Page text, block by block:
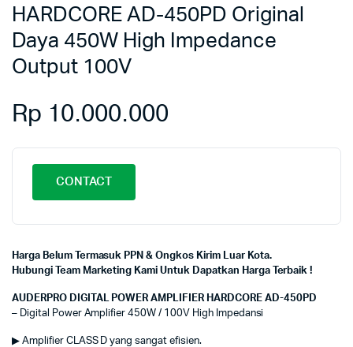
HARDCORE AD-450PD Original
Daya 450W High Impedance
Output 100V
Rp 10.000.000
CONTACT
Harga Belum Termasuk PPN & Ongkos Kirim Luar Kota.
Hubungi Team Marketing Kami Untuk Dapatkan Harga Terbaik !
AUDERPRO DIGITAL POWER AMPLIFIER HARDCORE AD-450PD
– Digital Power Amplifier 450W / 100V High Impedansi
▶ Amplifier CLASS D yang sangat efisien.